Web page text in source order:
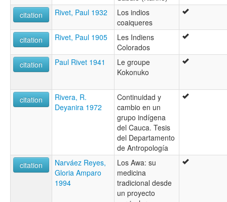
citation
Rivet, Paul 1932
Los indios
coaiqueres
citation
Rivet, Paul 1905
Les Indiens
Colorados
citation
Paul Rivet 1941
Le groupe
Kokonuko
citation
Rivera, R.
Deyanira 1972
Continuidad y
cambio en un
grupo indígena
del Cauca. Tesis
del Departamento
de Antropología
citation
Narváez Reyes,
Gloria Amparo
1994
Los Awa: su
medicina
tradicional desde
un proyecto